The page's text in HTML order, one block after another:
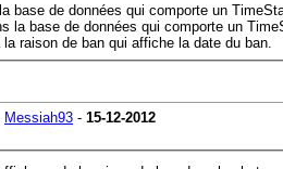
base de données qui comporte un
la base de données qui comporte un
raison de ban qui affiche la date du ban.
Messiah93 - 15-12-2012